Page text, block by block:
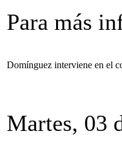
Para más
Domínguez interviene en el
Martes, 03